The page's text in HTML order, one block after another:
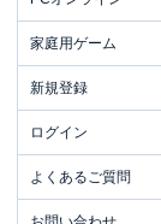
家庭用ゲーム
新規登録
ログイン
よくあるご質問